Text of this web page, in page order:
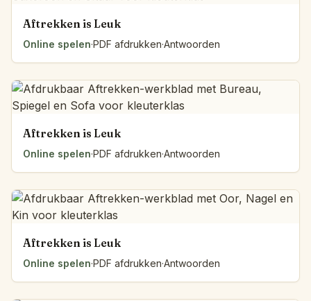
Aftrekken is Leuk
Online spelen·PDF afdrukken·Antwoorden
Aftrekken is Leuk
Online spelen·PDF afdrukken·Antwoorden
Aftrekken is Leuk
Online spelen·PDF afdrukken·Antwoorden